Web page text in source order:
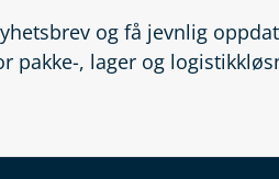
og få jevnlig
pakke-, lager og